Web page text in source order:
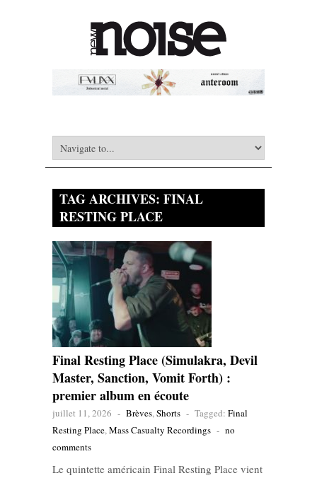
TAG ARCHIVES: FINAL
RESTING PLACE
Final Resting Place (Simulakra, Devil
Master, Sanction, Vomit Forth) :
premier album en écoute
juillet 11, 2026 - Brèves,Shorts - Tagged: Final
Resting Place,Mass Casualty Recordings - no
comments
Le quintette américain Final Resting Place vient